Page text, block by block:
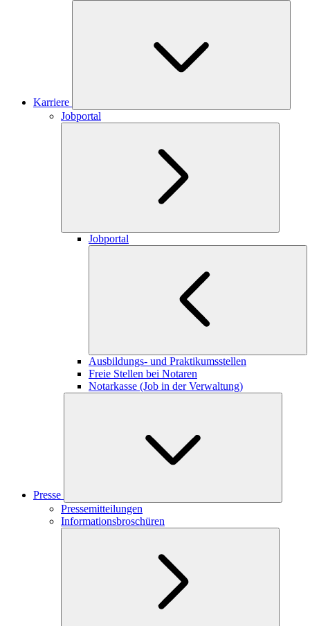
Karriere
Jobportal
Jobportal
Ausbildungs- und Praktikumsstellen
Freie Stellen bei Notaren
Notarkasse (Job in der Verwaltung)
Presse
Pressemitteilungen
Informationsbroschüren